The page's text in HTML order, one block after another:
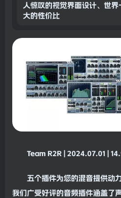
人惊叹的视觉界面设计、世
大的性价比。 Power Sui
Team R2R | 2024.07.01 |
五个插件为您的混音提供动
我们广受好评的音频插件涵盖了